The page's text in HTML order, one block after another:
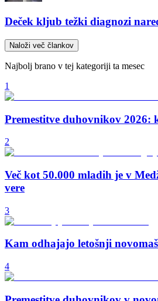
Deček kljub težki diagnozi
Naloži več člankov
Najbolj brano v tej kategoriji ta mesec
1
Premestitve duhovnikov 2026:
2
Več kot 50.000 mladih je v
vere
3
Kam odhajajo letošnji
4